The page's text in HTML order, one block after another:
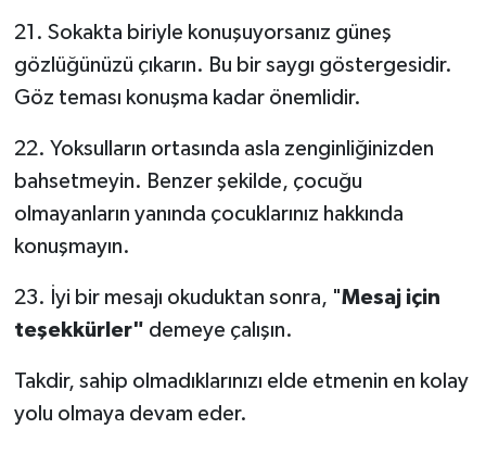
21. Sokakta biriyle konuşuyorsanız güneş
gözlüğünüzü çıkarın. Bu bir saygı göstergesidir.
Göz teması konuşma kadar önemlidir.
22. Yoksulların ortasında asla zenginliğinizden
bahsetmeyin. Benzer şekilde, çocuğu
olmayanların yanında çocuklarınız hakkında
konuşmayın.
23. İyi bir mesajı okuduktan sonra, "Mesaj için
teşekkürler" demeye çalışın.
Takdir, sahip olmadıklarınızı elde etmenin en kolay
yolu olmaya devam eder.